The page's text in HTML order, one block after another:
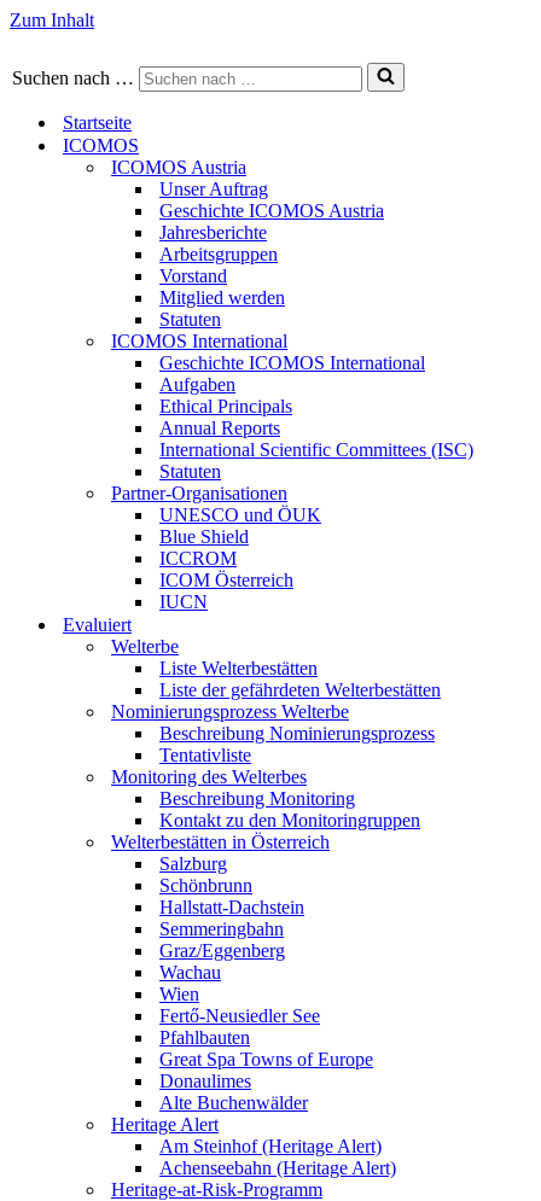
Zum Inhalt
Suchen nach …
Startseite
ICOMOS
ICOMOS Austria
Unser Auftrag
Geschichte ICOMOS Austria
Jahresberichte
Arbeitsgruppen
Vorstand
Mitglied werden
Statuten
ICOMOS International
Geschichte ICOMOS International
Aufgaben
Ethical Principals
Annual Reports
International Scientific Committees (ISC)
Statuten
Partner-Organisationen
UNESCO und ÖUK
Blue Shield
ICCROM
ICOM Österreich
IUCN
Evaluiert
Welterbe
Liste Welterbestätten
Liste der gefährdeten Welterbestätten
Nominierungsprozess Welterbe
Beschreibung Nominierungsprozess
Tentativliste
Monitoring des Welterbes
Beschreibung Monitoring
Kontakt zu den Monitoringruppen
Welterbestätten in Österreich
Salzburg
Schönbrunn
Hallstatt-Dachstein
Semmeringbahn
Graz/Eggenberg
Wachau
Wien
Fertő-Neusiedler See
Pfahlbauten
Great Spa Towns of Europe
Donaulimes
Alte Buchenwälder
Heritage Alert
Am Steinhof (Heritage Alert)
Achenseebahn (Heritage Alert)
Heritage-at-Risk-Programm